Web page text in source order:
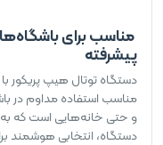
مناسب برای
پیشرفته
دستگاه توتال هیپ پریکور
مناسب استفاده مداوم در
و حتی خانه‌هایی است که به
دستگاه، انتخابی هوشمند